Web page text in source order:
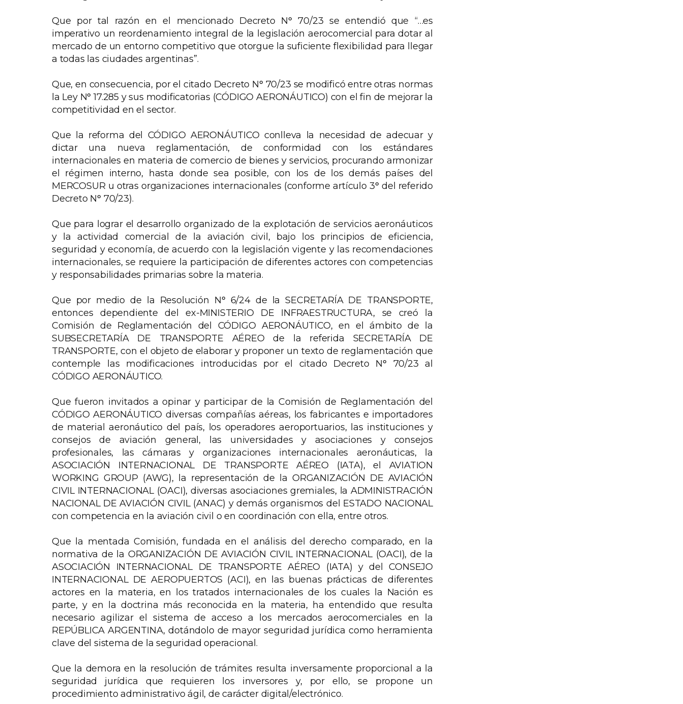
Que por tal razón en el mencionado Decreto N° 70/23 se entendió que “…es
imperativo un reordenamiento integral de la legislación aerocomercial para dotar al
mercado de un entorno competitivo que otorgue la suficiente flexibilidad para llegar
a todas las ciudades argentinas”.
Que, en consecuencia, por el citado Decreto N° 70/23 se modificó entre otras normas
la Ley N° 17.285 y sus modificatorias (CÓDIGO AERONÁUTICO) con el fin de mejorar la
competitividad en el sector.
Que la reforma del CÓDIGO AERONÁUTICO conlleva la necesidad de adecuar y
dictar una nueva reglamentación, de conformidad con los estándares
internacionales en materia de comercio de bienes y servicios, procurando armonizar
el régimen interno, hasta donde sea posible, con los de los demás países del
MERCOSUR u otras organizaciones internacionales (conforme artículo 3° del referido
Decreto N° 70/23).
Que para lograr el desarrollo organizado de la explotación de servicios aeronáuticos
y la actividad comercial de la aviación civil, bajo los principios de eficiencia,
seguridad y economía, de acuerdo con la legislación vigente y las recomendaciones
internacionales, se requiere la participación de diferentes actores con competencias
y responsabilidades primarias sobre la materia.
Que por medio de la Resolución N° 6/24 de la SECRETARÍA DE TRANSPORTE,
entonces dependiente del ex-MINISTERIO DE INFRAESTRUCTURA, se creó la
Comisión de Reglamentación del CÓDIGO AERONÁUTICO, en el ámbito de la
SUBSECRETARÍA DE TRANSPORTE AÉREO de la referida SECRETARÍA DE
TRANSPORTE, con el objeto de elaborar y proponer un texto de reglamentación que
contemple las modificaciones introducidas por el citado Decreto N° 70/23 al
CÓDIGO AERONÁUTICO.
Que fueron invitados a opinar y participar de la Comisión de Reglamentación del
CÓDIGO AERONÁUTICO diversas compañías aéreas, los fabricantes e importadores
de material aeronáutico del país, los operadores aeroportuarios, las instituciones y
consejos de aviación general, las universidades y asociaciones y consejos
profesionales, las cámaras y organizaciones internacionales aeronáuticas, la
ASOCIACIÓN INTERNACIONAL DE TRANSPORTE AÉREO (IATA), el AVIATION
WORKING GROUP (AWG), la representación de la ORGANIZACIÓN DE AVIACIÓN
CIVIL INTERNACIONAL (OACI), diversas asociaciones gremiales, la ADMINISTRACIÓN
NACIONAL DE AVIACIÓN CIVIL (ANAC) y demás organismos del ESTADO NACIONAL
con competencia en la aviación civil o en coordinación con ella, entre otros.
Que la mentada Comisión, fundada en el análisis del derecho comparado, en la
normativa de la ORGANIZACIÓN DE AVIACIÓN CIVIL INTERNACIONAL (OACI), de la
ASOCIACIÓN INTERNACIONAL DE TRANSPORTE AÉREO (IATA) y del CONSEJO
INTERNACIONAL DE AEROPUERTOS (ACI), en las buenas prácticas de diferentes
actores en la materia, en los tratados internacionales de los cuales la Nación es
parte, y en la doctrina más reconocida en la materia, ha entendido que resulta
necesario agilizar el sistema de acceso a los mercados aerocomerciales en la
REPÚBLICA ARGENTINA, dotándolo de mayor seguridad jurídica como herramienta
clave del sistema de la seguridad operacional.
Que la demora en la resolución de trámites resulta inversamente proporcional a la
seguridad jurídica que requieren los inversores y, por ello, se propone un
procedimiento administrativo ágil, de carácter digital/electrónico.